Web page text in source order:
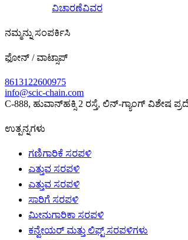
ವಿಚಾರಣೆವಿವರ
ನಮ್ಮನ್ನು ಸಂಪರ್ಕಿಸಿ
ಫೋನ್ / ವಾಟ್ಸಾಪ್
8613122600975
info@scic-chain.com
C-888, ಹುವಾನ್‌ಹಕ್ಸಿ 2 ರಸ್ತೆ, ಲಿನ್-ಗ್ಯಾಂಗ್ ವಿಶೇಷ
ಉತ್ಪನ್ನಗಳು
ಗಣಿಗಾರಿಕೆ ಸರಪಳಿ
ಎತ್ತುವ ಸರಪಳಿ
ಎತ್ತುವ ಸರಪಳಿ
ಸಾರಿಗೆ ಸರಪಳಿ
ಮೀನುಗಾರಿಕಾ ಸರಪಳಿ
ಕನ್ವೇಯರ್ ಮತ್ತು ಲಿಫ್ಟ್ ಸರಪಳಿಗಳು